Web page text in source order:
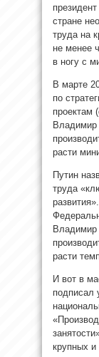
стране
труда на
не менее
в ногу с
В марте
по
проектам
Владимир
расти
Путин
труда
Владимир
расти
И вот в
подписал
крупных и